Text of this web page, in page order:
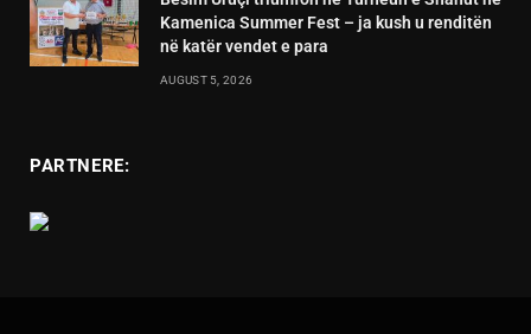
Kamenica Summer Fest – ja kush u renditën
në katër vendet e para
AUGUST 5, 2026
PARTNERE: